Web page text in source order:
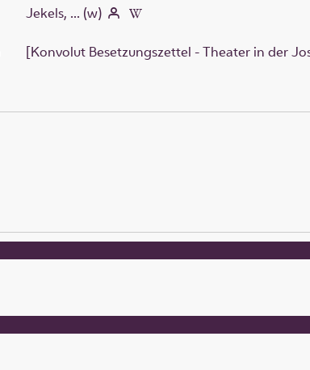
[Konvolut Besetzungszettel - Theater in der
Jekels, ... (w)